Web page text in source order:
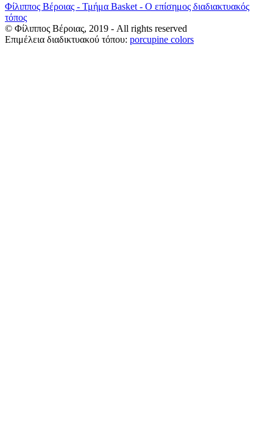
Φίλιππος Βέροιας - Τμήμα Basket - Ο επίσημος διαδιακτυακός
τόπος
© Φίλιππος Βέροιας, 2019 - All rights reserved
Επιμέλεια διαδικτυακού τόπου: porcupine colors